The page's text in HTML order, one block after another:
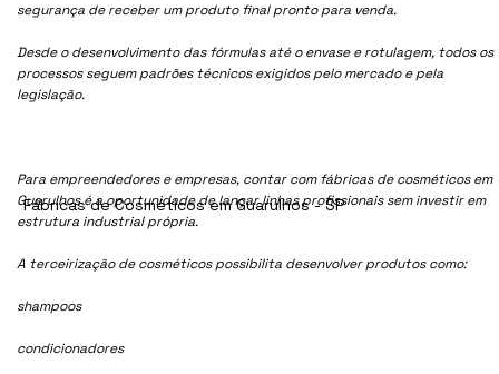
segurança de receber um produto final pronto para venda.
Desde o desenvolvimento das fórmulas até o envase e rotulagem, todos os
processos seguem padrões técnicos exigidos pelo mercado e pela
legislação.
Para empreendedores e empresas, contar com fábricas de cosméticos em
Guarulhos é a oportunidade de lançar linhas profissionais sem investir em
estrutura industrial própria.
A terceirização de cosméticos possibilita desenvolver produtos como:
shampoos
condicionadores
Fábricas de Cosméticos em Guarulhos - SP